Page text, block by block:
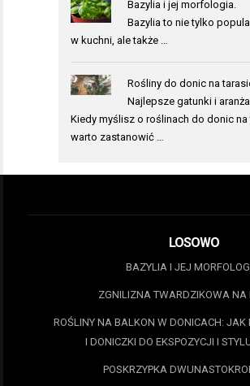
Bazylia i jej morfologia.
Bazylia to nie tylko
w kuchni, ale także …
Rośliny do donic na
Najlepsze gatunki i
Kiedy myślisz o roślinach do donic na
warto zastanowić …
LOSOWO
BAZYLIA I JEJ
ZGNILIZNA TWARDZIKOWA NA
ROŚLINY NA BALKON W DONICACH: JAK
I DONICZKI DO EKSPOZYCJI I
POSKRZYPKA